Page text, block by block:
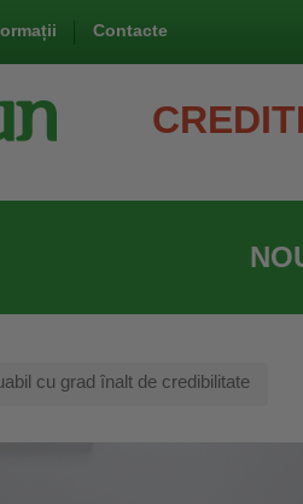
Contacte
cu grad înalt de credibilitate